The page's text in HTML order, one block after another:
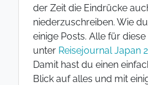
der Zeit die Eindrücke
niederzuschreiben. Wie
einige Posts. Alle für diese
unter Reisejournal Japan
Damit hast du einen
Blick auf alles und mit